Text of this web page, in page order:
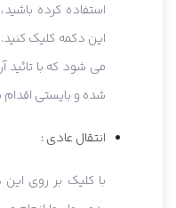
استفاده کرده
این دکمه کلیک کنید.
می شود که با
شده و بایستی
انتقال عادی :
با کلیک بر روی این